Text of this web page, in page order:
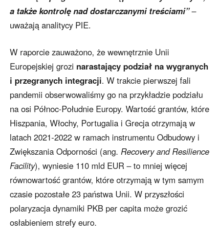
a także kontrolę nad dostarczanymi treściami”–
uważają analitycy PIE.
W raporcie zauważono, że wewnętrznie Unii
Europejskiej grozi narastający podział na wygranych
i przegranych integracji. W trakcie pierwszej fali
pandemii obserwowaliśmy go na przykładzie podziału
na osi Północ-Południe Europy. Wartość grantów, które
Hiszpania, Włochy, Portugalia i Grecja otrzymają w
latach 2021-2022 w ramach instrumentu Odbudowy i
Zwiększania Odporności (ang. Recovery and Resilience
Facility), wyniesie 110 mld EUR – to mniej więcej
równowartość grantów, które otrzymają w tym samym
czasie pozostałe 23 państwa Unii. W przyszłości
polaryzacja dynamiki PKB per capita może grozić
osłabieniem strefy euro.